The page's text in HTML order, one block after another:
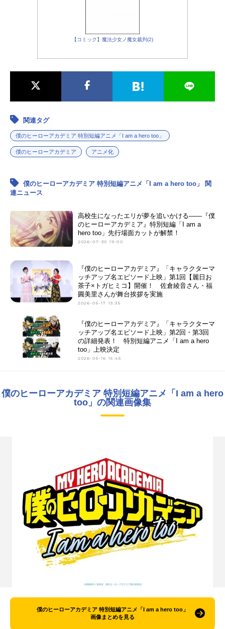
【コミック】魔法少女ノ魔女裁判(2)
関連タグ
僕のヒーローアカデミア 特別短編アニメ「I am a hero too」
僕のヒーローアカデミア アニメ化
僕のヒーローアカデミア 特別短編アニメ「I am a hero too」 関
連ニュース
高校生になったエリが夢を追いかける――『僕
のヒーローアカデミア』特別短編「I am a
hero too」先行場面カットが解禁！
2026-07-30 19:00
『僕のヒーローアカデミア』「キャラクターマ
ッチアップ名エピソード上映」第1回【麗日お
茶子×トガヒミコ】開催！ 佐倉綾音さん・福
圓美里さんが舞台挨拶を実施
2026-05-17 13:35
『僕のヒーローアカデミア』「キャラクターマ
ッチアップ名エピソード上映」第2回・第3回
の詳細発表！ 特別短編アニメ「I am a hero
too」上映決定
2026-05-16 15:45
僕のヒーローアカデミア 特別短編アニメ「I am a hero
too」の関連画像集
僕のヒーローアカデミア 特別短編アニメ「I am a hero too」
画像まとめを見る